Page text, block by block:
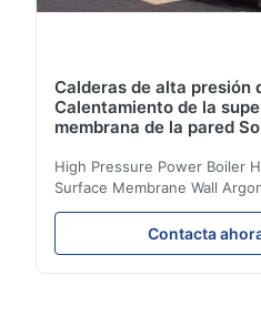
Calderas de alta presión
Calentamiento de la
membrana de la pared
biomasa
High Pressure Power Boiler
Surface Membrane Wall
For Biomass Boiler Product
Water wall panels with pins
vertically on the inner wall of
Contacta